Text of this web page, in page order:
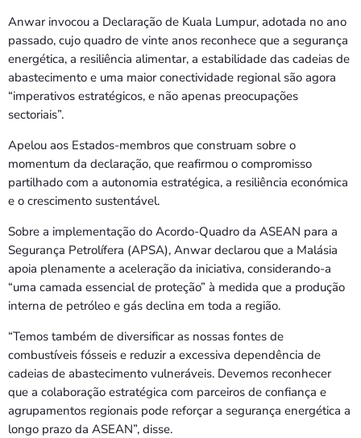
Anwar invocou a Declaração de Kuala Lumpur, adotada no ano
passado, cujo quadro de vinte anos reconhece que a segurança
energética, a resiliência alimentar, a estabilidade das cadeias de
abastecimento e uma maior conectividade regional são agora
“imperativos estratégicos, e não apenas preocupações
sectoriais”.
Apelou aos Estados-membros que construam sobre o
momentum da declaração, que reafirmou o compromisso
partilhado com a autonomia estratégica, a resiliência económica
e o crescimento sustentável.
Sobre a implementação do Acordo-Quadro da ASEAN para a
Segurança Petrolífera (APSA), Anwar declarou que a Malásia
apoia plenamente a aceleração da iniciativa, considerando-a
“uma camada essencial de proteção” à medida que a produção
interna de petróleo e gás declina em toda a região.
“Temos também de diversificar as nossas fontes de
combustíveis fósseis e reduzir a excessiva dependência de
cadeias de abastecimento vulneráveis. Devemos reconhecer
que a colaboração estratégica com parceiros de confiança e
agrupamentos regionais pode reforçar a segurança energética a
longo prazo da ASEAN”, disse.